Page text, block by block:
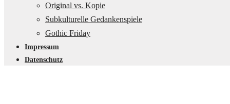
Original vs. Kopie
Subkulturelle Gedankenspiele
Gothic Friday
Impressum
Datenschutz